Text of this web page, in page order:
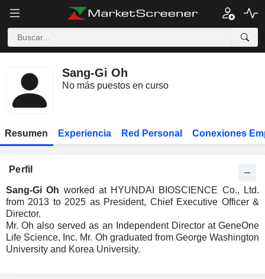
Sang-Gi Oh
No más puestos en curso
Resumen Experiencia Red Personal Conexiones
Perfil
Sang-Gi Oh worked at HYUNDAI BIOSCIENCE Co., Ltd.
from 2013 to 2025 as President, Chief Executive Officer &
Director.
Mr. Oh also served as an Independent Director at GeneOne
Life Science, Inc. Mr. Oh graduated from George Washington
University and Korea University.